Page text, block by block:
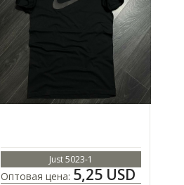
Just 5023-1
Оптовая цена: 5,25 USD